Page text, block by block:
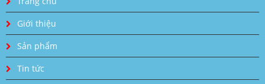
Giới thiệu
Sản phẩm
Tin tức